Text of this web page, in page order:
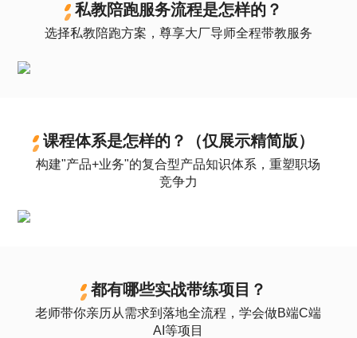
私教陪跑服务流程是怎样的？
选择私教陪跑方案，尊享大厂导师全程带教服务
课程体系是怎样的？（仅展示精简版）
构建"产品+业务"的复合型产品知识体系，重塑职场
竞争力
都有哪些实战带练项目？
老师带你亲历从需求到落地全流程，学会做B端C端
AI等项目